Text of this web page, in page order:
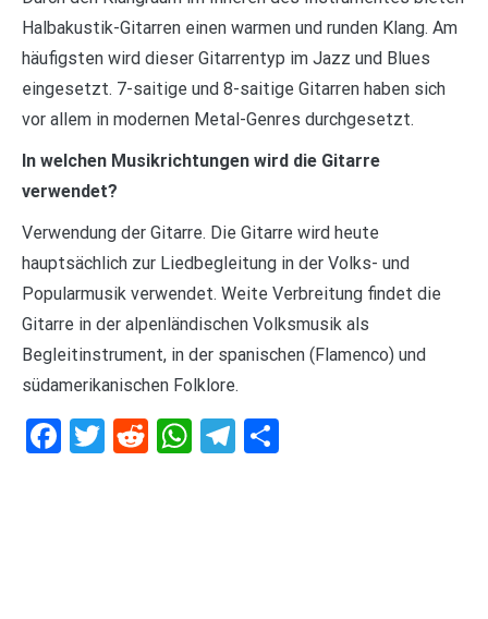
Halbakustik-Gitarren einen warmen und runden Klang. Am
häufigsten wird dieser Gitarrentyp im Jazz und Blues
eingesetzt. 7-saitige und 8-saitige Gitarren haben sich
vor allem in modernen Metal-Genres durchgesetzt.
In welchen Musikrichtungen wird die Gitarre
verwendet?
Verwendung der Gitarre. Die Gitarre wird heute
hauptsächlich zur Liedbegleitung in der Volks- und
Popularmusik verwendet. Weite Verbreitung findet die
Gitarre in der alpenländischen Volksmusik als
Begleitinstrument, in der spanischen (Flamenco) und
südamerikanischen Folklore.
Facebook
Twitter
RedditWhatsApp
Telegram